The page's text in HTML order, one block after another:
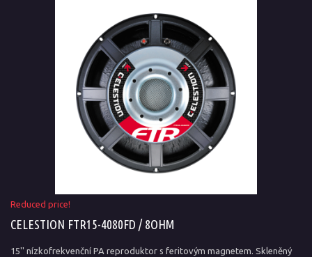
Reduced price!
CELESTION FTR15-4080FD / 8OHM
15'' nízkofrekvenční PA reproduktor s feritovým magnetem. Skleněný